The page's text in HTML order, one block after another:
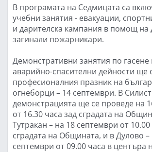
В програмата на Седмицата са
учебни занятия - евакуации,
и дарителска кампания в помощ на
загинали пожарникари.
Демонстративни занятия по
аварийно-спасителни дейности ще
професионалния празник на
огнеборци – 14 септември. В
демонстрацията ще се проведе на
от 16.30 часа зад сградата на
Тутракан – на 18 септември от
сградата на Общината, и в Дулово –
септември от 09.00 часа в центъра